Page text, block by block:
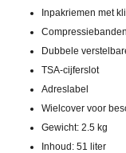
Inpakriemen met
Compressiebanden
Dubbele
TSA-cijferslot
Adreslabel
Wielcover voor
Gewicht: 2.5 kg
Inhoud: 51 liter